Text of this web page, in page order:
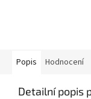
Popis Hodnocení
Detailní popis